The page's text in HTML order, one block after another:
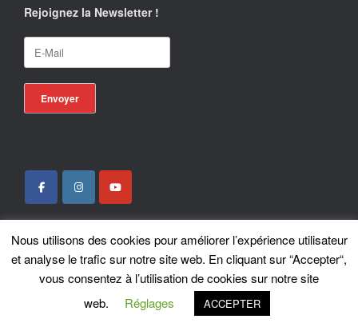
Rejoignez la Newsletter !
Locotrans SPRL - Exclusive Store Royal Enfield - Royal Enfield Brussels - ©
2026
ASiteOrigin Theme
Nous utilisons des cookies pour améliorer l’expérience utilisateur
et analyse le trafic sur notre site web. En cliquant sur “Accepter“,
vous consentez à l’utilisation de cookies sur notre site
web.
Réglages ACCEPTER